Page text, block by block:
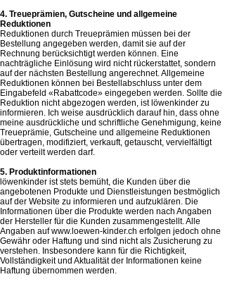
4. Treueprämien, Gutscheine und allgemeine
Reduktionen
Reduktionen durch Treueprämien müssen bei der
Bestellung angegeben werden, damit sie auf der
Rechnung berücksichtigt werden können. Eine
nachträgliche Einlösung wird nicht rückerstattet, sondern
auf der nächsten Bestellung angerechnet. Allgemeine
Reduktionen können bei Bestellabschluss unter dem
Eingabefeld «Rabattcode» eingegeben werden. Sollte die
Reduktion nicht abgezogen werden, ist löwenkinder zu
informieren. Ich weise ausdrücklich darauf hin, dass ohne
meine ausdrückliche und schriftliche Genehmigung, keine
Treueprämie, Gutscheine und allgemeine Reduktionen
übertragen, modifiziert, verkauft, getauscht, vervielfältigt
oder verteilt werden darf.
5. Produktinformationen
löwenkinder ist stets bemüht, die Kunden über die
angebotenen Produkte und Dienstleistungen bestmöglich
auf der Website zu informieren und aufzuklären. Die
Informationen über die Produkte werden nach Angaben
der Hersteller für die Kunden zusammengestellt. Alle
Angaben aufwww.loewen-kinder.ch erfolgen jedoch ohne
Gewähr oder Haftung und sind nicht als Zusicherung zu
verstehen. Insbesondere kann für die Richtigkeit,
Vollständigkeit und Aktualität der Informationen keine
Haftung übernommen werden.